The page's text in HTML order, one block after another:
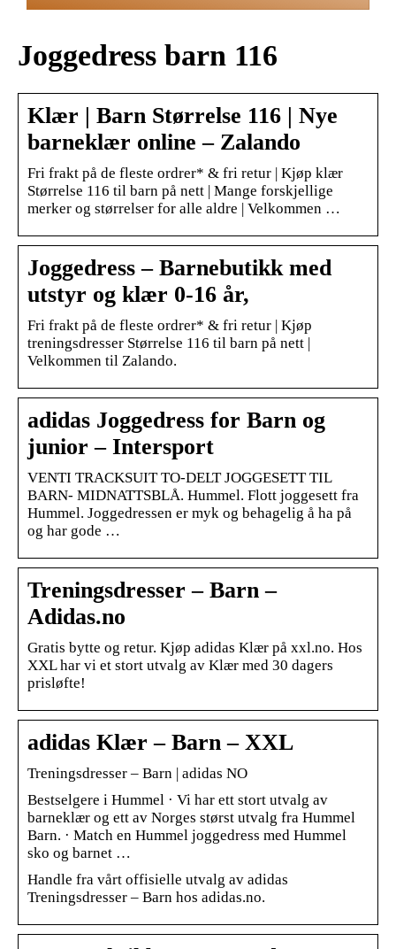
Joggedress barn 116
Klær | Barn Størrelse 116 | Nye
barneklær online – Zalando
Fri frakt på de fleste ordrer* & fri retur | Kjøp klær
Størrelse 116 til barn på nett | Mange forskjellige
merker og størrelser for alle aldre | Velkommen …
Joggedress – Barnebutikk med
utstyr og klær 0-16 år,
Fri frakt på de fleste ordrer* & fri retur | Kjøp
treningsdresser Størrelse 116 til barn på nett |
Velkommen til Zalando.
adidas Joggedress for Barn og
junior – Intersport
VENTI TRACKSUIT TO-DELT JOGGESETT TIL
BARN- MIDNATTSBLÅ. Hummel. Flott joggesett fra
Hummel. Joggedressen er myk og behagelig å ha på
og har gode …
Treningsdresser – Barn –
Adidas.no
Gratis bytte og retur. Kjøp adidas Klær på xxl.no. Hos
XXL har vi et stort utvalg av Klær med 30 dagers
prisløfte!
adidas Klær – Barn – XXL
Treningsdresser – Barn | adidas NO
Bestselgere i Hummel · Vi har ett stort utvalg av
barneklær og ett av Norges størst utvalg fra Hummel
Barn. · Match en Hummel joggedress med Hummel
sko og barnet …
Handle fra vårt offisielle utvalg av adidas
Treningsdresser – Barn hos adidas.no.